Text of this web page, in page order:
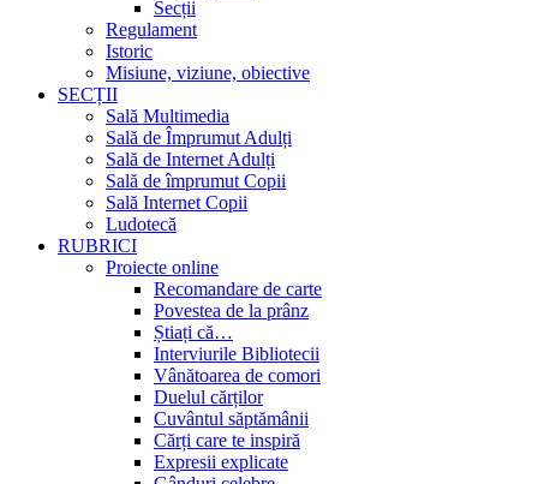
Secții
Regulament
Istoric
Misiune, viziune, obiective
SECȚII
Sală Multimedia
Sală de Împrumut Adulți
Sală de Internet Adulți
Sală de împrumut Copii
Sală Internet Copii
Ludotecă
RUBRICI
Proiecte online
Recomandare de carte
Povestea de la prânz
Știați că…
Interviurile Bibliotecii
Vânătoarea de comori
Duelul cărților
Cuvântul săptămânii
Cărți care te inspiră
Expresii explicate